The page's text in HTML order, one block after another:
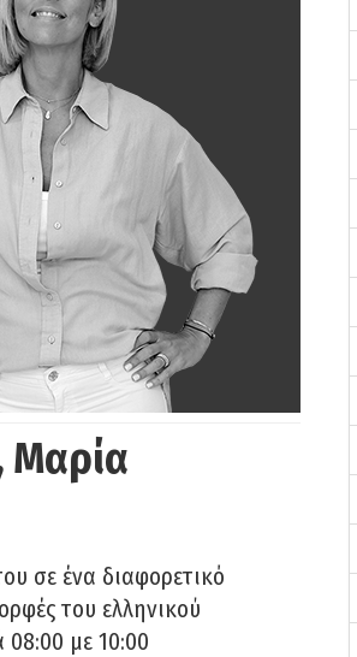
Μαρία
σε ένα διαφορετικό
του ελληνικού
08:00 με 10:00